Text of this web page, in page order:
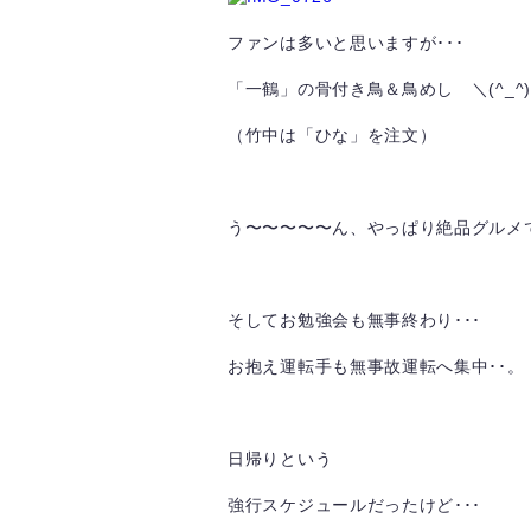
ファンは多いと思いますが･･･
「一鶴」の骨付き鳥＆鳥めし ＼(^_^)
（竹中は「ひな」を注文）
う〜〜〜〜〜ん、やっぱり絶品グルメ
そしてお勉強会も無事終わり･･･
お抱え運転手も無事故運転へ集中･･。
日帰りという
強行スケジュールだったけど･･･